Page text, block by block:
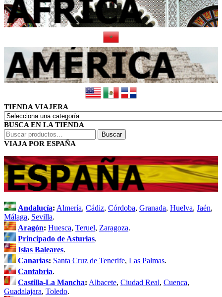
TIENDA VIAJERA
BUSCA EN LA TIENDA
Buscar
por:
Buscar
VIAJA POR ESPAÑA
Andalucía: Almería, Cádiz, Córdoba, Granada, Huelva, Jaén,
Málaga, Sevilla.
Aragón: Huesca, Teruel, Zaragoza.
Principado de Asturias.
Islas Baleares.
Canarias: Santa Cruz de Tenerife, Las Palmas.
Cantabria.
Castilla-La Mancha: Albacete, Ciudad Real, Cuenca,
Guadalajara, Toledo.